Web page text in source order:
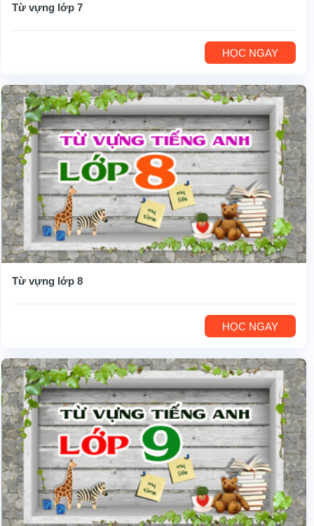
Từ vựng lớp 7
HỌC NGAY
Từ vựng lớp 8
HỌC NGAY